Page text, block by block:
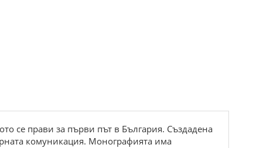
се прави за първи път в България. Създадена
комуникация. Монографията има